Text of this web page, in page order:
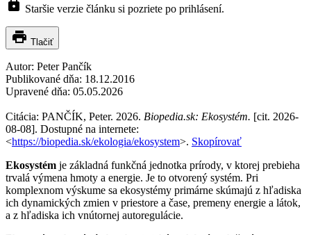
lock Staršie verzie článku si pozriete po prihlásení.
print Tlačiť
Autor: Peter Pančík
Publikované dňa: 18.12.2016
Upravené dňa: 05.05.2026
Citácia: PANČÍK, Peter. 2026. Biopedia.sk: Ekosystém. [cit. 2026-
08-08]. Dostupné na internete:
<https://biopedia.sk/ekologia/ekosystem>. Skopírovať
Ekosystém je základná funkčná jednotka prírody, v ktorej prebieha
trvalá výmena hmoty a energie. Je to otvorený systém. Pri
komplexnom výskume sa ekosystémy primárne skúmajú z hľadiska
ich dynamických zmien v priestore a čase, premeny energie a látok,
a z hľadiska ich vnútornej autoregulácie.